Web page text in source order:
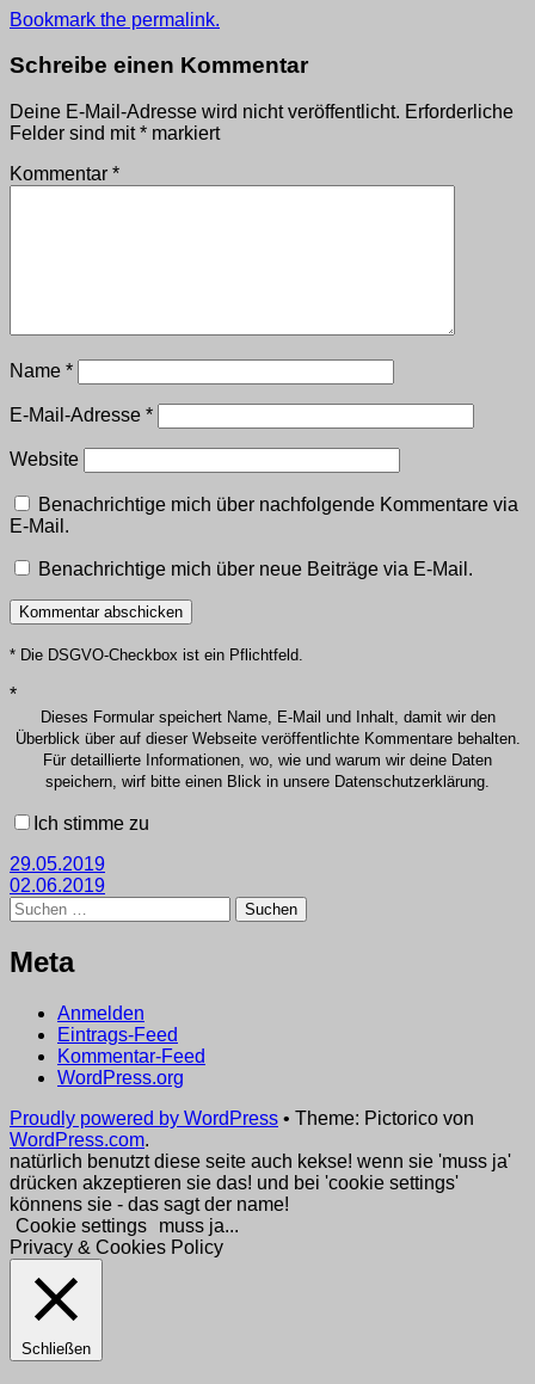
zu
teilen
in
neuem
geöffnet)
Getaggt
2019,
Bookmark the permalink.
Schreibe einen Kommentar
Deine E-Mail-Adresse wird nicht veröffentlicht. Erforderliche
Felder sind mit* markiert
Kommentar *
Name *
E-Mail-Adresse *
Website
Benachrichtige mich über nachfolgende Kommentare via
E-Mail.
Benachrichtige mich über neue Beiträge via E-Mail.
* Die DSGVO-Checkbox ist ein Pflichtfeld.
*
Dieses Formular speichert Name, E-Mail und Inhalt, damit wir den
Überblick über auf dieser Webseite veröffentlichte Kommentare behalten.
Für detaillierte Informationen, wo, wie und warum wir deine Daten
speichern, wirf bitte einen Blick in unsere Datenschutzerklärung.
Ich stimme zu
Beitragsnavigation
29.05.2019
02.06.2019
Suchen
nach:
Meta
Anmelden
Eintrags-Feed
Kommentar-Feed
WordPress.org
Proudly powered by WordPress • Theme: Pictorico von
WordPress.com.
natürlich benutzt diese seite auch kekse! wenn sie 'muss ja'
drücken akzeptieren sie das! und bei 'cookie settings'
könnens sie - das sagt der name!
Cookie settings
muss ja...
Privacy & Cookies Policy
Schließen